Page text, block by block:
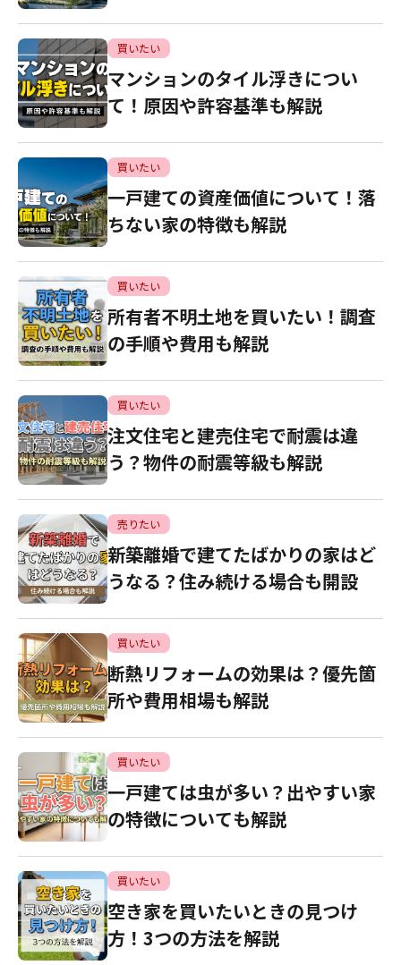
買いたい
マンションのタイル浮きについ
て！原因や許容基準も解説
買いたい
一戸建ての資産価値について！落
ちない家の特徴も解説
買いたい
所有者不明土地を買いたい！調査
の手順や費用も解説
買いたい
注文住宅と建売住宅で耐震は違
う？物件の耐震等級も解説
売りたい
新築離婚で建てたばかりの家はど
うなる？住み続ける場合も開設
買いたい
断熱リフォームの効果は？優先箇
所や費用相場も解説
買いたい
一戸建ては虫が多い？出やすい家
の特徴についても解説
買いたい
空き家を買いたいときの見つけ
方！3つの方法を解説